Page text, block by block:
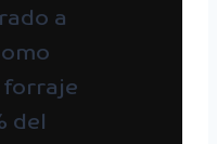
a
forraje
del